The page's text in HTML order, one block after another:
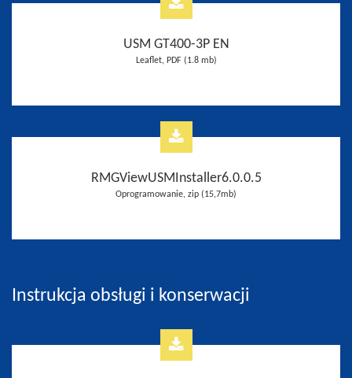
USM GT400-3P EN
Leaflet, PDF (1.8 mb)
RMGViewUSMInstaller6.0.0.5
Oprogramowanie, zip (15,7mb)
Instrukcja obsługi i konserwacji